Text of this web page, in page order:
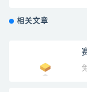
相关文章